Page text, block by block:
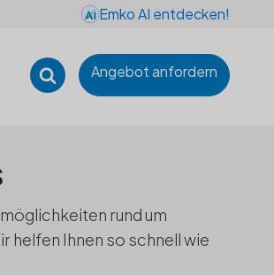
Emko AI entdecken!
Angebot anfordern
rund um
helfen Ihnen so schnell wie